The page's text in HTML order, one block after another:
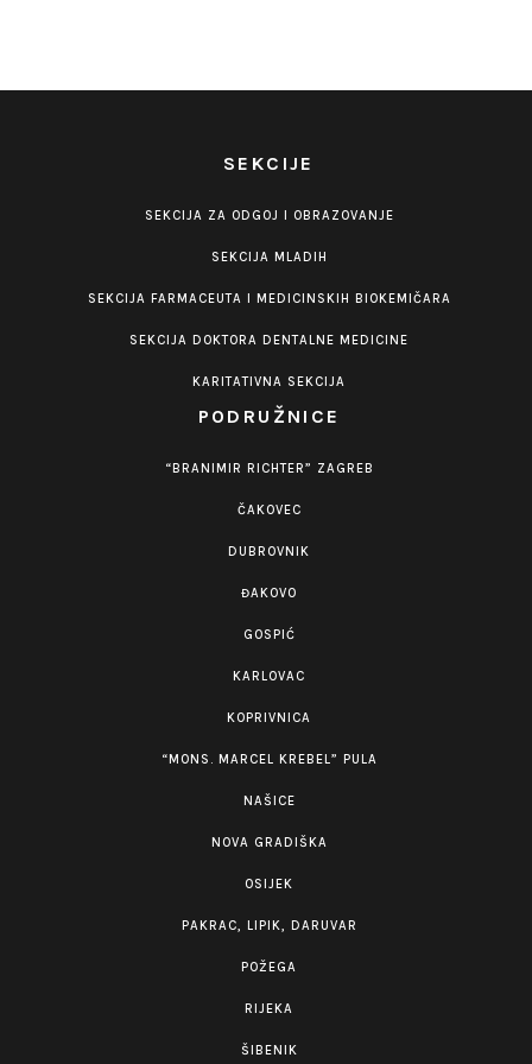
SEKCIJE
SEKCIJA ZA ODGOJ I OBRAZOVANJE
SEKCIJA MLADIH
SEKCIJA FARMACEUTA I MEDICINSKIH BIOKEMIČARA
SEKCIJA DOKTORA DENTALNE MEDICINE
KARITATIVNA SEKCIJA
PODRUŽNICE
“BRANIMIR RICHTER” ZAGREB
ČAKOVEC
DUBROVNIK
ĐAKOVO
GOSPIĆ
KARLOVAC
KOPRIVNICA
“MONS. MARCEL KREBEL” PULA
NAŠICE
NOVA GRADIŠKA
OSIJEK
PAKRAC, LIPIK, DARUVAR
POŽEGA
RIJEKA
ŠIBENIK